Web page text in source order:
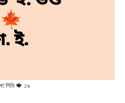
শিখি 🍁 ১৯